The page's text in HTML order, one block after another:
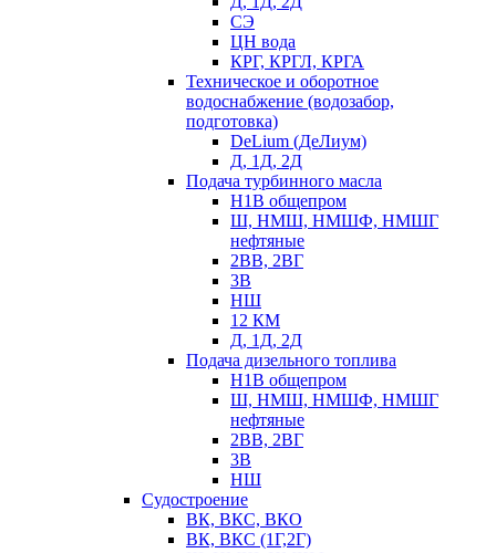
СЭ
ЦН вода
КРГ, КРГЛ, КРГА
Техническое и оборотное
водоснабжение (водозабор,
подготовка)
DeLium (ДеЛиум)
Д, 1Д, 2Д
Подача турбинного масла
Н1В общепром
Ш, НМШ, НМШФ, НМШГ
нефтяные
2ВВ, 2ВГ
3В
НШ
12 КМ
Д, 1Д, 2Д
Подача дизельного топлива
Н1В общепром
Ш, НМШ, НМШФ, НМШГ
нефтяные
2ВВ, 2ВГ
3В
НШ
Судостроение
ВК, ВКС, ВКО
ВК, ВКС (1Г,2Г)